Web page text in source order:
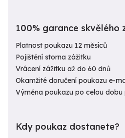
100% garance skvělého
Platnost poukazu 12 měsíců
Pojištění storna zážitku
Vrácení zážitku až do 60 dnů
Okamžité doručení poukazu e-
Výměna poukazu po celou dobu
Kdy poukaz dostanete?